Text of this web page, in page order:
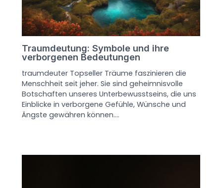
Traumdeutung: Symbole und ihre
verborgenen Bedeutungen
traumdeuter Topseller Träume faszinieren die
Menschheit seit jeher. Sie sind geheimnisvolle
Botschaften unseres Unterbewusstseins, die uns
Einblicke in verborgene Gefühle, Wünsche und
Ängste gewähren können.…